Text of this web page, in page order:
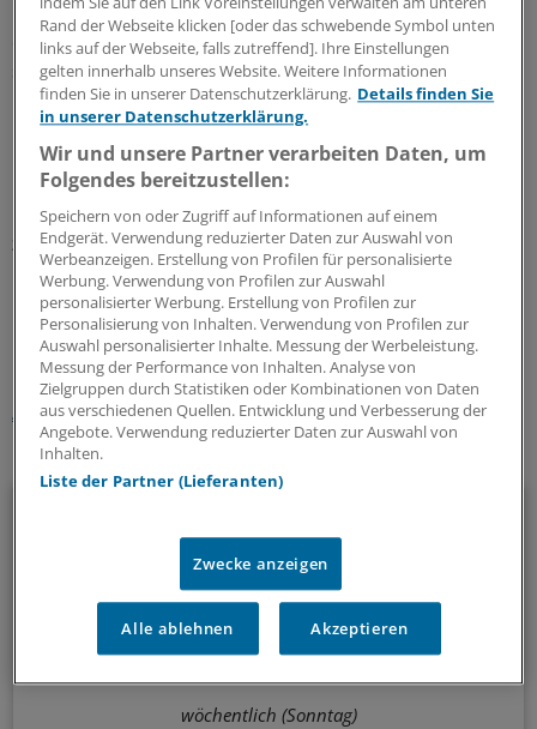
Der Datentransfer schaffe deshalb weder
datenschutzrechtliche Probleme, noch habe er
strafrechtliche Relevanz, so die KBV.
Haben Sie Fragen zur Laborreform? Fachkreise können
in unserem Forum "Hotline EBM 2008 / Laborreform"
Fragen stellen und erhalten kostenlos Antwort von
unserem Experten Dr. Dr. Peter Schlüter. Hier geht es
zum Forum "Hotline EBM 2008 / Laborreform"
Schlagworte:
Abrechnung / Honorar Vertragsarztrecht
Ihr Newsletter zum Thema
Die Sonntagslektüre: Lesen Sie Wissenswertes und
Nützliches für Ihre tägliche Arbeit, lassen Sie sich von
Kolleginnen und Kollegen inspirieren - und seien Sie immer
einen Schritt voraus.
wöchentlich (Sonntag)
Rand der Webseite klicken [oder das schwebende Symbol unten
links auf der Webseite, falls zutreffend]. Ihre Einstellungen
gelten innerhalb unseres Website. Weitere Informationen
finden Sie in unserer Datenschutzerklärung. Details finden Sie
in unserer Datenschutzerklärung.
Wir und unsere Partner verarbeiten Daten, um
Folgendes bereitzustellen:
Speichern von oder Zugriff auf Informationen auf einem
Endgerät. Verwendung reduzierter Daten zur Auswahl von
Werbeanzeigen. Erstellung von Profilen für personalisierte
Werbung. Verwendung von Profilen zur Auswahl
personalisierter Werbung. Erstellung von Profilen zur
Personalisierung von Inhalten. Verwendung von Profilen zur
Auswahl personalisierter Inhalte. Messung der Werbeleistung.
Messung der Performance von Inhalten. Analyse von
Zielgruppen durch Statistiken oder Kombinationen von Daten
aus verschiedenen Quellen. Entwicklung und Verbesserung der
Angebote. Verwendung reduzierter Daten zur Auswahl von
Inhalten.
Liste der Partner (Lieferanten)
Zwecke anzeigen
Alle ablehnen Akzeptieren